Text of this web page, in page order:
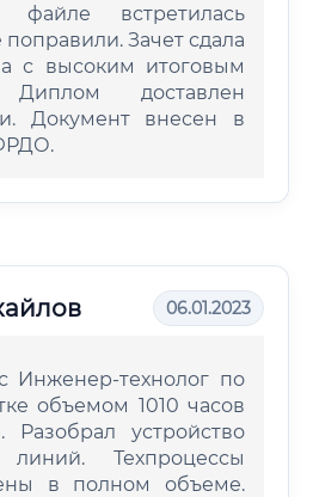
файле встретилась
поправили. Зачет сдала
с высоким итоговым
Диплом доставлен
Документ внесен в
06.01.2023
Инженер-технолог по
объемом 1010 часов
устройство
линий. Техпроцессы
в полном объеме.